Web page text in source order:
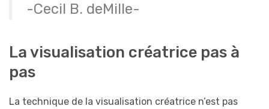
-Cecil B. deMille-
La visualisation créatrice pas à
pas
La technique de la visualisation créatrice n’est pas